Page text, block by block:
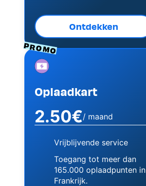
Ontdekken
PROMO
Image
Oplaadkart
2.50€/ maand
Vrijblijvende service
Toegang tot meer dan
165.000 oplaadpunten in
Frankrijk.